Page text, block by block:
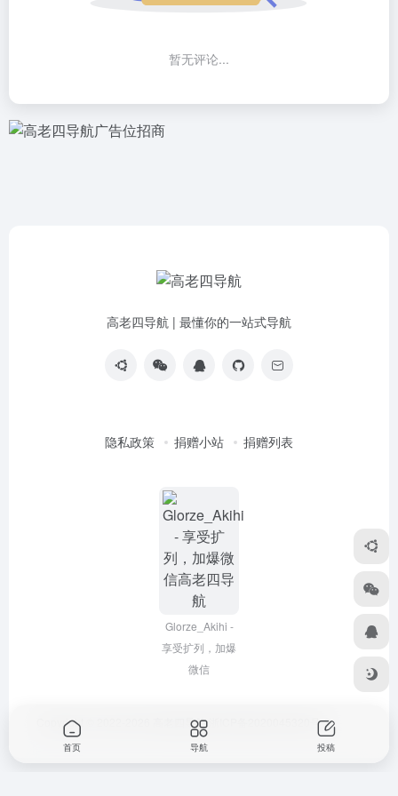
暂无评论...
高老四导航 | 最懂你的一站式导航
隐私政策 捐赠小站 捐赠列表
Glorze_Akihi -
享受扩列，加爆
微信
Copyright © 2022-2026 高老四导航 浙ICP备2020045320号-3
首页 导航 投稿